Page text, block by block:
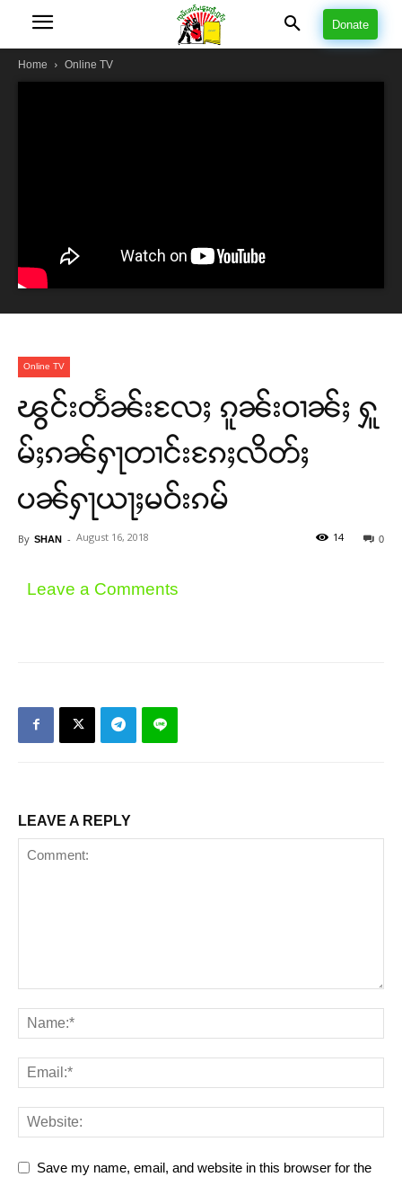
Donate
Home Online TV
Online TV
ၽွင်းတႅၼ်းလႄႈ ၵူၼ်းဝၢၼ်ႈ ႁူ
မ်ႈၵၼ်ႁႃတၢင်းၵႄႈလိတ်ႈ
ပၼ်ႁႃယႃႈမဝ်းၵမ်
By SHAN - August 16, 2018 0
14
Leave a Comments
LEAVE A REPLY
Save my name, email, and website in this browser for the